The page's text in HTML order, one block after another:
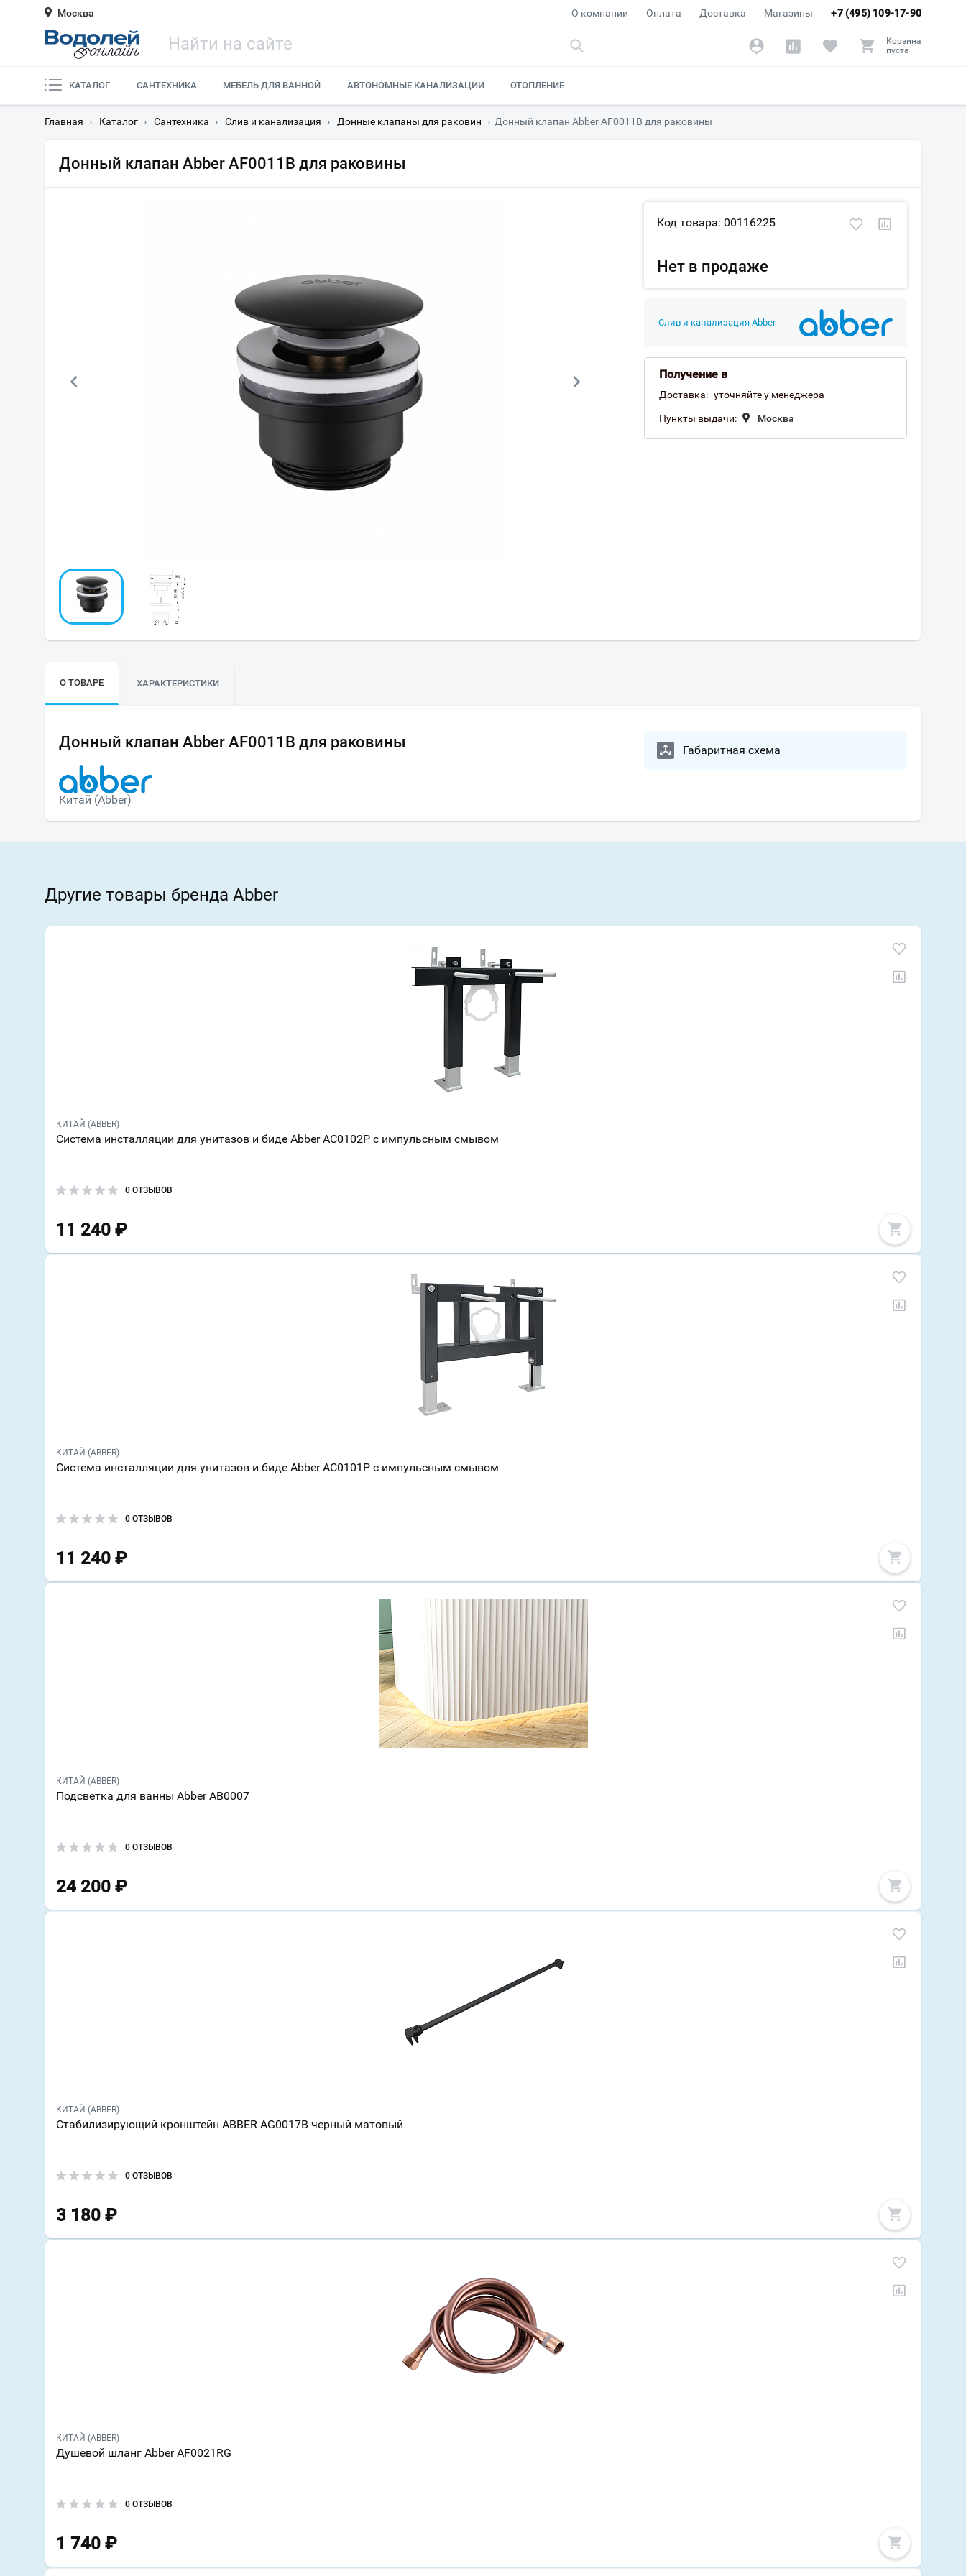
Москва +7 (495) 109-17-90
О компании Оплата Доставка Магазины
Корзина
пуста
КАТАЛОГ САНТЕХНИКА МЕБЕЛЬ ДЛЯ ВАННОЙ АВТОНОМНЫЕ КАНАЛИЗАЦИИ ОТОПЛЕНИЕ
Главная › Каталог › Сантехника › Слив и канализация › Донные клапаны для раковин › Донный клапан Abber AF0011B для раковины
Донный клапан Abber AF0011B для раковины
Код товара: 00116225
Нет в продаже
Слив и канализация Abber
Получение в
Доставка: уточняйте у менеджера
Пункты выдачи: Москва
О ТОВАРЕ ХАРАКТЕРИСТИКИ
Донный клапан Abber AF0011B для раковины
Китай (Abber)
Габаритная схема
Другие товары бренда Abber
КИТАЙ (ABBER)
Система инсталляции для унитазов и биде Abber AC0102P с импульсным смывом
0 ОТЗЫВОВ
11 240 ₽
КИТАЙ (ABBER)
Система инсталляции для унитазов и биде Abber AC0101P с импульсным смывом
0 ОТЗЫВОВ
11 240 ₽
КИТАЙ (ABBER)
Подсветка для ванны Abber AB0007
0 ОТЗЫВОВ
24 200 ₽
КИТАЙ (ABBER)
Стабилизирующий кронштейн ABBER AG0017B черный матовый
0 ОТЗЫВОВ
3 180 ₽
КИТАЙ (ABBER)
Душевой шланг Abber AF0021RG
0 ОТЗЫВОВ
1 740 ₽
Москва
Мурманск
Ваш город?
Сменить город